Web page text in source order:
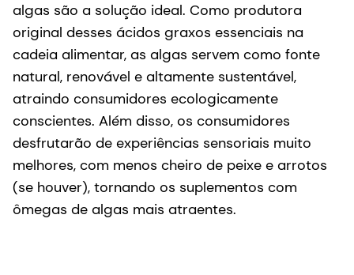
algas são a solução ideal. Como produtora
original desses ácidos graxos essenciais na
cadeia alimentar, as algas servem como fonte
natural, renovável e altamente sustentável,
atraindo consumidores ecologicamente
conscientes. Além disso, os consumidores
desfrutarão de experiências sensoriais muito
melhores, com menos cheiro de peixe e arrotos
(se houver), tornando os suplementos com
ômegas de algas mais atraentes.